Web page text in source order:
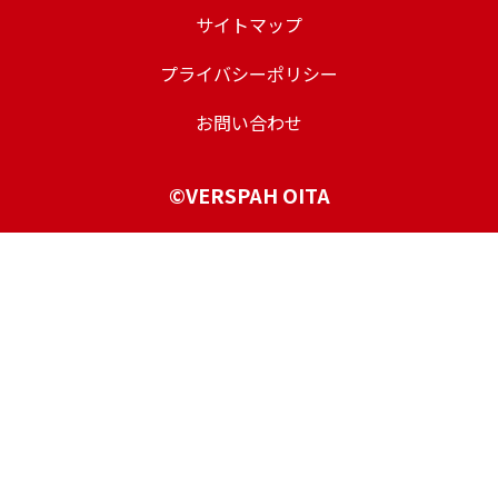
サイトマップ
プライバシーポリシー
お問い合わせ
©VERSPAH OITA